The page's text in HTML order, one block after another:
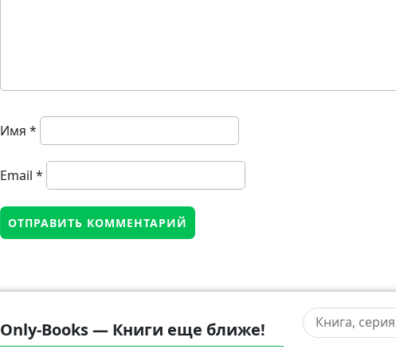
Имя *
Email *
Only-Books — Книги еще ближе!